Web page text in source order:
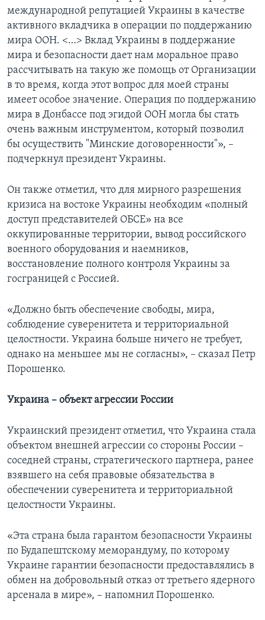
международной репутацией Украины в качестве
активного вкладчика в операции по поддержанию
мира ООН. <…> Вклад Украины в поддержание
мира и безопасности дает нам моральное право
рассчитывать на такую же помощь от Организации
в то время, когда этот вопрос для моей страны
имеет особое значение. Операция по поддержанию
мира в Донбассе под эгидой ООН могла бы стать
очень важным инструментом, который позволил
бы осуществить "Минские договоренности"», –
подчеркнул президент Украины.
Он также отметил, что для мирного разрешения
кризиса на востоке Украины необходим «полный
доступ представителей ОБСЕ» на все
оккупированные территории, вывод российского
военного оборудования и наемников,
восстановление полного контроля Украины за
госграницей с Россией.
«Должно быть обеспечение свободы, мира,
соблюдение суверенитета и территориальной
целостности. Украина больше ничего не требует,
однако на меньшее мы не согласны», – сказал Петр
Порошенко.
Украина – объект агрессии России
Украинский президент отметил, что Украина стала
объектом внешней агрессии со стороны России –
соседней страны, стратегического партнера, ранее
взявшего на себя правовые обязательства в
обеспечении суверенитета и территориальной
целостности Украины.
«Эта страна была гарантом безопасности Украины
по Будапештскому меморандуму, по которому
Украине гарантии безопасности предоставлялись в
обмен на добровольный отказ от третьего ядерного
арсенала в мире», – напомнил Порошенко.